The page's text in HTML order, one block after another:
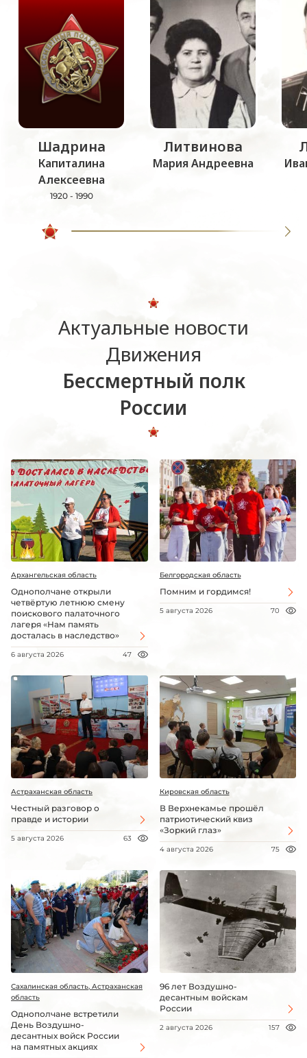
Шадрина
Капиталина
Алексеевна
1920 - 1990
Литвинова
Мария Андреевна
Актуальные новости
Движения
Бессмертный полк
России
Архангельская область
Однополчане открыли
четвёртую летнюю смену
поискового палаточного
лагеря «Нам память
досталась в наследство»
6 августа 2026 47
Белгородская область
Помним и гордимся!
5 августа 2026 70
Астраханская область
Честный разговор о
правде и истории
5 августа 2026 63
Кировская область
В Верхнекамье прошёл
патриотический квиз
«Зоркий глаз»
4 августа 2026 75
Сахалинская область, Астраханская
область
Однополчане встретили
День Воздушно-
десантных войск России
на памятных акциях
96 лет Воздушно-
десантным войскам
России
2 августа 2026 157